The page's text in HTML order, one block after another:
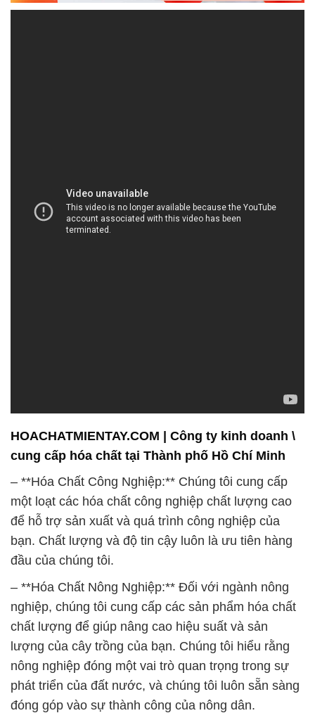
HOACHATMIENTAY.COM | Công ty kinh doanh \
cung cấp hóa chất tại Thành phố Hồ Chí Minh
– **Hóa Chất Công Nghiệp:** Chúng tôi cung cấp
một loạt các hóa chất công nghiệp chất lượng cao
để hỗ trợ sản xuất và quá trình công nghiệp của
bạn. Chất lượng và độ tin cậy luôn là ưu tiên hàng
đầu của chúng tôi.
– **Hóa Chất Nông Nghiệp:** Đối với ngành nông
nghiệp, chúng tôi cung cấp các sản phẩm hóa chất
chất lượng để giúp nâng cao hiệu suất và sản
lượng của cây trồng của bạn. Chúng tôi hiểu rằng
nông nghiệp đóng một vai trò quan trọng trong sự
phát triển của đất nước, và chúng tôi luôn sẵn sàng
đóng góp vào sự thành công của nông dân.